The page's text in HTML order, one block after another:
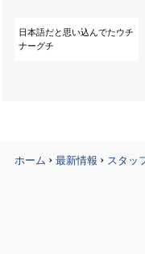
日本語だと思い込んでたウチ
ナーグチ
ホーム › 最新情報 › スタッ